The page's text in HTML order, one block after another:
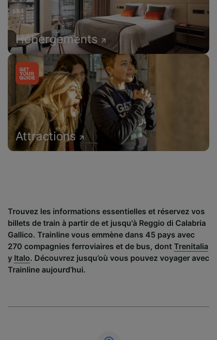
Hébergements
Attractions
Trouvez les informations essentielles et réservez vos
billets de train à partir de et jusqu'à Reggio di Calabria
Gallico. Trainline vous emmène dans 45 pays avec
270 compagnies ferroviaires et de bus, dont Trenitalia
y Italo. Découvrez jusqu’où vous pouvez voyager avec
Trainline aujourd’hui.